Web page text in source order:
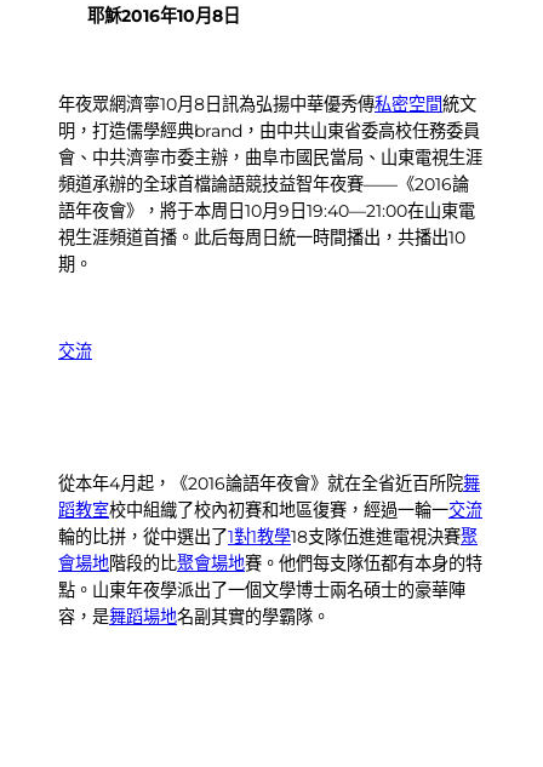
耶穌2016年10月8日
年夜眾網濟寧10月8日訊為弘揚中華優秀傳私密空間統文
明，打造儒學經典brand，由中共山東省委高校任務委員
會、中共濟寧市委主辦，曲阜市國民當局、山東電視生涯
頻道承辦的全球首檔論語競技益智年夜賽——《2016論
語年夜會》，將于本周日10月9日19:40—21:00在山東電
視生涯頻道首播。此后每周日統一時間播出，共播出10
期。
交流
從本年4月起，《2016論語年夜會》就在全省近百所院舞
蹈教室校中組織了校內初賽和地區復賽，經過一輪一交流
輪的比拼，從中選出了1對1教學18支隊伍進進電視決賽聚
會場地階段的比聚會場地賽。他們每支隊伍都有本身的特
點。山東年夜學派出了一個文學博士兩名碩士的豪華陣
容，是舞蹈場地名副其實的學霸隊。